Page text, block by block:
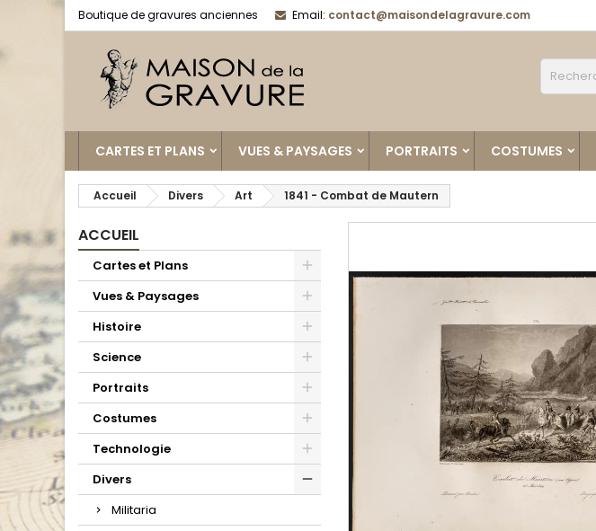
Boutique de gravures anciennes Email: contact@maisondelagravure.com
CARTES ET PLANS VUES & PAYSAGES PORTRAITS COSTUMES
Accueil Divers Art 1841 - Combat de Mautern
ACCUEIL
Cartes et Plans
Vues & Paysages
Histoire
Science
Portraits
Costumes
Technologie
Divers
Militaria